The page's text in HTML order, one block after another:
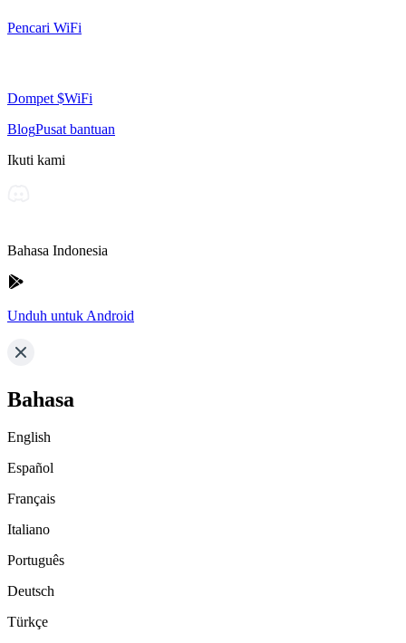
Pencari WiFi
Dompet $WiFi
BlogPusat bantuan
Ikuti kami
Bahasa Indonesia
Unduh untuk Android
Bahasa
English
Español
Français
Italiano
Português
Deutsch
Türkçe